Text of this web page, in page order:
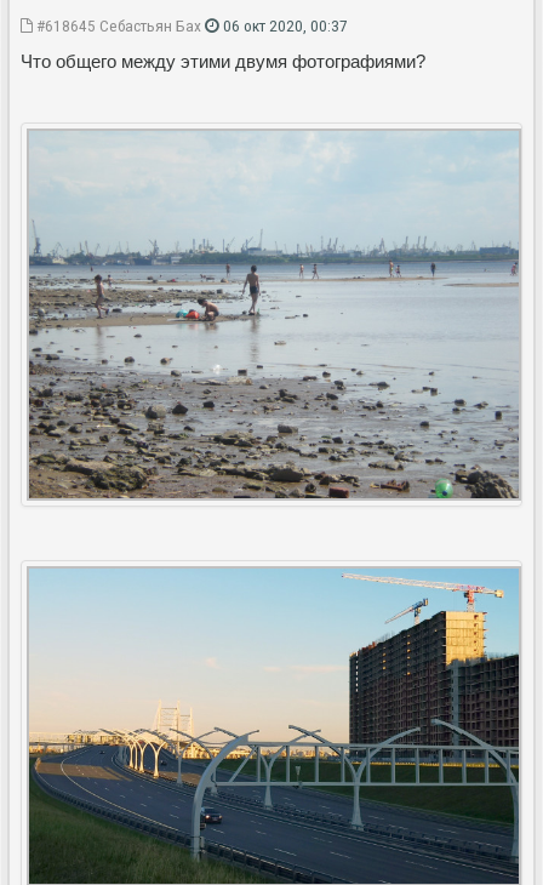
#618645 Себастьян Бах 06 окт 2020, 00:37
Что общего между этими двумя фотографиями?